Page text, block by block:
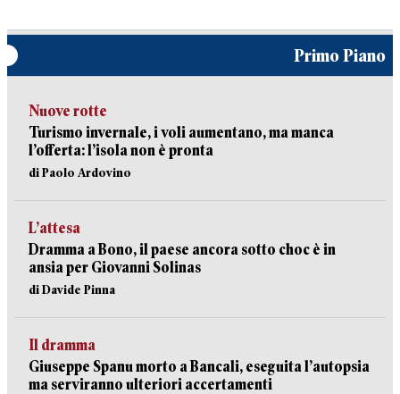
Primo Piano
Nuove rotte
Turismo invernale, i voli aumentano, ma manca
l’offerta: l’isola non è pronta
di Paolo Ardovino
L’attesa
Dramma a Bono, il paese ancora sotto choc è in
ansia per Giovanni Solinas
di Davide Pinna
Il dramma
Giuseppe Spanu morto a Bancali, eseguita l’autopsia
ma serviranno ulteriori accertamenti